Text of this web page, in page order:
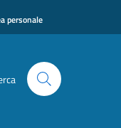
personale